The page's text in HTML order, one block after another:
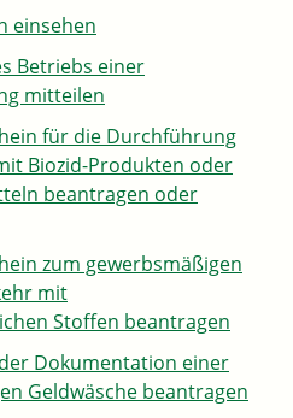
einsehen
Betriebs einer
mitteilen
für die Durchführung
Biozid-Produkten oder
beantragen oder
zum gewerbsmäßigen
mit
Stoffen beantragen
Dokumentation einer
Geldwäsche beantragen